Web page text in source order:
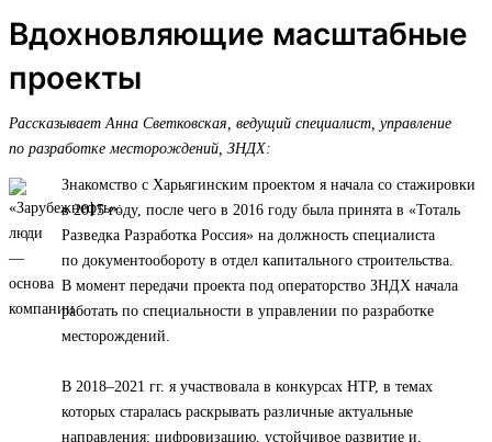
Вдохновляющие масштабные
проекты
Рассказывает Анна Светковская, ведущий специалист, управление
по разработке месторождений, ЗНДХ:
Знакомство с Харьягинским проектом я начала со стажировки
в 2015 году, после чего в 2016 году была принята в «Тоталь
Разведка Разработка Россия» на должность специалиста
по документообороту в отдел капитального строительства.
В момент передачи проекта под операторство ЗНДХ начала
работать по специальности в управлении по разработке
месторождений.
В 2018–2021 гг. я участвовала в конкурсах НТР, в темах
которых старалась раскрывать различные актуальные
направления: цифровизацию, устойчивое развитие и,